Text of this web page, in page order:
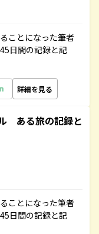
ことになった筆者
日間の記録と記
詳細を見る
ある旅の記録と
ことになった筆者
日間の記録と記